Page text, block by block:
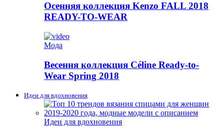
Осенняя коллекция Kenzo FALL 2018
READY-TO-WEAR
Мода
Весення коллекция Céline Ready-to-
Wear Spring 2018
Идеи для вдохновения
Идеи для вдохновения